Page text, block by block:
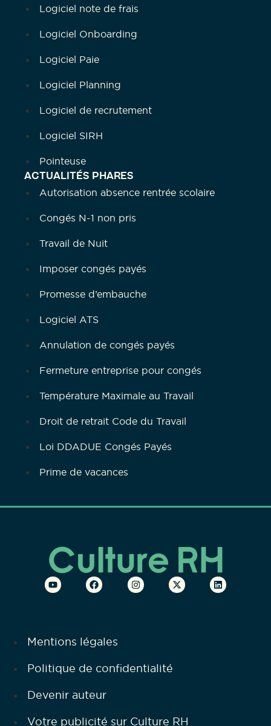
Logiciel note de frais
Logiciel Onboarding
Logiciel Paie
Logiciel Planning
Logiciel de recrutement
Logiciel SIRH
Pointeuse
ACTUALITÉS PHARES
Autorisation absence rentrée scolaire
Congés N-1 non pris
Travail de Nuit
Imposer congés payés
Promesse d’embauche
Logiciel ATS
Annulation de congés payés
Fermeture entreprise pour congés
Température Maximale au Travail
Droit de retrait Code du Travail
Loi DDADUE Congés Payés
Prime de vacances
Mentions légales
Politique de confidentialité
Devenir auteur
Votre publicité sur Culture RH